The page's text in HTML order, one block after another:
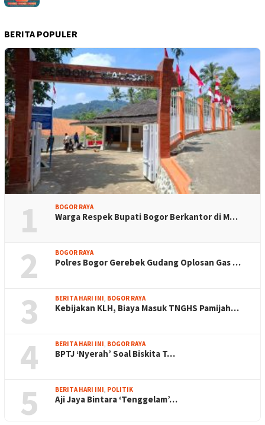
BERITA POPULER
1 BOGOR RAYA
Warga Respek Bupati Bogor Berkantor di M…
2 BOGOR RAYA
Polres Bogor Gerebek Gudang Oplosan Gas …
3 BERITA HARI INI BOGOR RAYA
Kebijakan KLH, Biaya Masuk TNGHS Pamijah…
4 BERITA HARI INI BOGOR RAYA
BPTJ ‘Nyerah’ Soal Biskita T…
5 BERITA HARI INI POLITIK
Aji Jaya Bintara ‘Tenggelam’…